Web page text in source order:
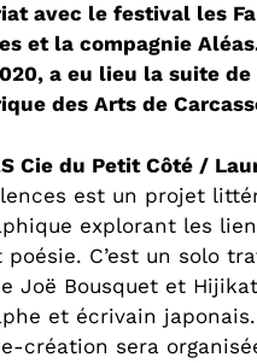
avec le festival les
et la compagnie
a eu lieu la suite de
des Arts de
Cie du Petit Côté /
est un projet
explorant les
poésie. C’est un solo
Joë Bousquet et
et écrivain
création sera